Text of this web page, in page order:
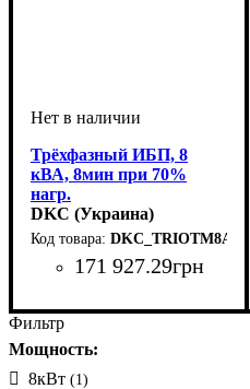
Трёхфазный ИБП, 8
кВА, 8мин при 70%
нагр.
DKC (Украина)
DKC_TRIOTM8A10
171 927.29грн
стационарный
сервопривод
трехфазный
Фильтр
Мощность:
8кВт (1)